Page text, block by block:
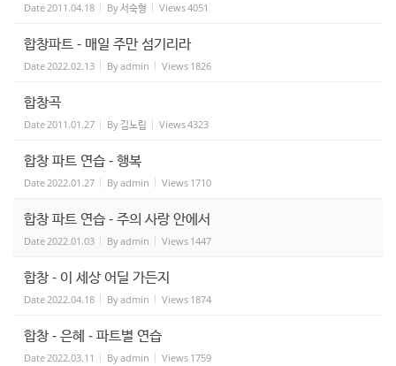
Date2011.04.18 By서숙형 Views4051
합창파트 - 매일 주만 섬기리라
Date2022.02.13 Byadmin Views 1826
합창곡
Date2011.01.27 By 김노립 Views4323
합창 파트 연습 - 행복
Date2022.01.27 Byadmin Views 1710
합창 파트 연습 - 주의 사랑 안에서
Date2022.01.03 Byadmin Views 1447
합창 - 이 세상 어딜 가든지
Date2022.04.18 Byadmin Views 1874
합창 - 은혜 - 파트별 연습
Date2022.03.11 Byadmin Views 1759